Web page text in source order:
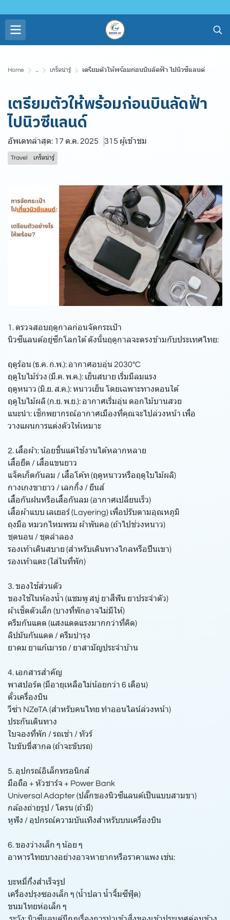
Home ... เกร็ดน่ารู้ เตรียมตัวให้พร้อมก่อนบินลัดฟ้า ไปนิวซีแลนด์
เตรียมตัวให้พร้อมก่อนบินลัดฟ้า
ไปนิวซีแลนด์
อัพเดทล่าสุด: 17 ต.ค. 2025 315 ผู้เข้าชม
Travel เกร็ดน่ารู้
1. ตรวจสอบฤดูกาลก่อนจัดกระเป๋า
นิวซีแลนด์อยู่ซีกโลกใต้ ดังนั้นฤดูกาลจะตรงข้ามกับประเทศไทย:
ฤดูร้อน (ธ.ค. ก.พ.): อากาศอบอุ่น 2030°C
ฤดูใบไม้ร่วง (มี.ค. พ.ค.): เย็นสบาย เริ่มมีลมแรง
ฤดูหนาว (มิ.ย. ส.ค.): หนาวเย็น โดยเฉพาะทางตอนใต้
ฤดูใบไม้ผลิ (ก.ย. พ.ย.): อากาศเริ่มอุ่น ดอกไม้บานสวย
แนะนำ: เช็กพยากรณ์อากาศเมืองที่คุณจะไปล่วงหน้า เพื่อ
วางแผนการแต่งตัวให้เหมาะ
2. เสื้อผ้า: น้อยชิ้นแต่ใช้งานได้หลากหลาย
เสื้อยืด / เสื้อแขนยาว
แจ็คเก็ตกันลม / เสื้อโค้ท (ฤดูหนาวหรือฤดูใบไม้ผลิ)
กางเกงขายาว / เลกกิ้ง / ยีนส์
เสื้อกันฝนหรือเสื้อกันลม (อากาศเปลี่ยนเร็ว)
เสื้อผ้าแบบ เลเยอร์ (Layering) เพื่อปรับตามอุณหภูมิ
ถุงมือ หมวกไหมพรม ผ้าพันคอ (ถ้าไปช่วงหนาว)
ชุดนอน / ชุดลำลอง
รองเท้าเดินสบาย (สำหรับเดินทางไกลหรือปีนเขา)
รองเท้าแตะ (ใส่ในที่พัก)
3. ของใช้ส่วนตัว
ของใช้ในห้องน้ำ (แชมพู สบู่ ยาสีฟัน ยาประจำตัว)
ผ้าเช็ดตัวเล็ก (บางที่พักอาจไม่มีให้)
ครีมกันแดด (แสงแดดแรงมากกว่าที่คิด)
ลิปมันกันแดด / ครีมบำรุง
ยาดม ยาแก้เมารถ / ยาสามัญประจำบ้าน
4. เอกสารสำคัญ
พาสปอร์ต (มีอายุเหลือไม่น้อยกว่า 6 เดือน)
ตั๋วเครื่องบิน
วีซ่า NZeTA (สำหรับคนไทย ทำออนไลน์ล่วงหน้า)
ประกันเดินทาง
ใบจองที่พัก / รถเช่า / ทัวร์
ใบขับขี่สากล (ถ้าจะขับรถ)
5. อุปกรณ์อิเล็กทรอนิกส์
มือถือ + หัวชาร์จ + Power Bank
Universal Adapter (ปลั๊กของนิวซีแลนด์เป็นแบบสามขา)
กล้องถ่ายรูป / โดรน (ถ้ามี)
หูฟัง / อุปกรณ์ความบันเทิงสำหรับบนเครื่องบิน
6. ของว่างเล็ก ๆ น้อย ๆ
อาหารไทยบางอย่างอาจหายากหรือราคาแพง เช่น:
บะหมี่กึ่งสำเร็จรูป
เครื่องปรุงซองเล็ก ๆ (น้ำปลา น้ำจิ้มซีฟู้ด)
ขนมไทยห่อเล็ก ๆ